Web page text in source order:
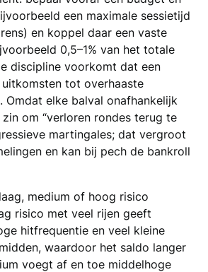
een maximale sessietijd
en koppel daar een vaste
0,5–1% van het totale
discipline voorkomt dat een
tot overhaaste
Omdat elke balval onafhankelijk
om “verloren rondes terug te
martingales; dat vergroot
en kan bij pech de bankroll
medium of hoog risico
risico met veel rijen geeft
hitfrequentie en veel kleine
waardoor het saldo langer
voegt af en toe middelhoge